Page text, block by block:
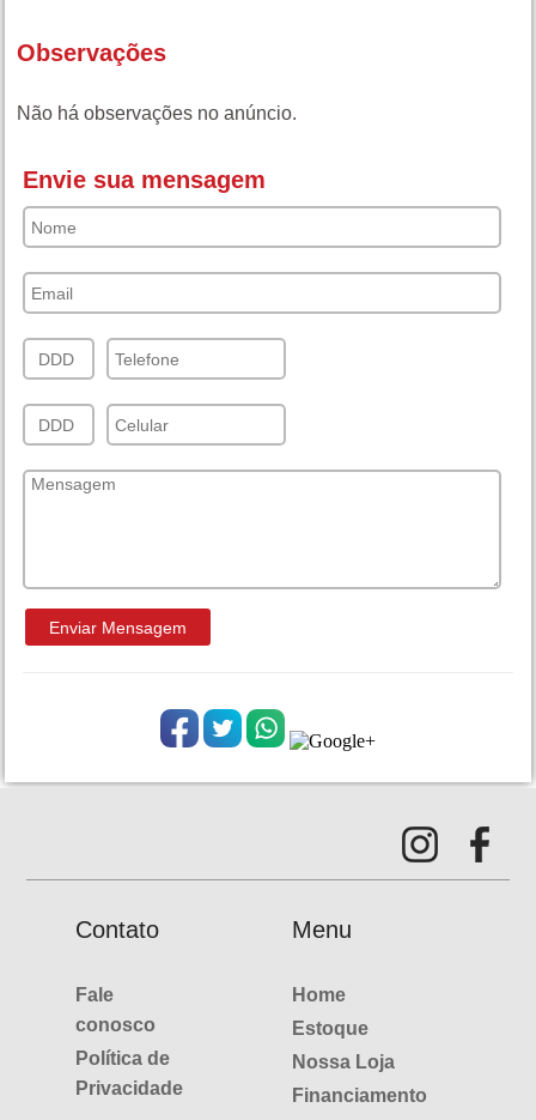
Observações
Não há observações no anúncio.
Envie sua mensagem
Contato Menu
Fale
conosco
Política de
Privacidade
Home
Estoque
Nossa Loja
Financiamento